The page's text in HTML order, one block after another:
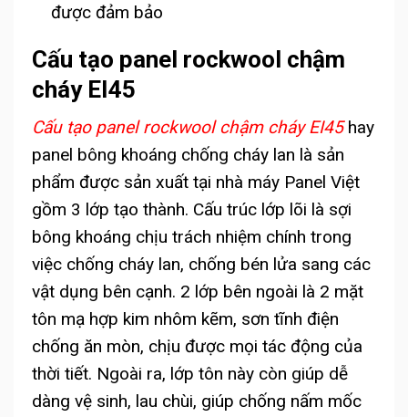
được đảm bảo
Cấu tạo panel rockwool chậm
cháy EI45
Cấu tạo panel rockwool chậm cháy EI45hay
panel bông khoáng chống cháy lan là sản
phẩm được sản xuất tại nhà máy Panel Việt
gồm 3 lớp tạo thành. Cấu trúc lớp lõi là sợi
bông khoáng chịu trách nhiệm chính trong
việc chống cháy lan, chống bén lửa sang các
vật dụng bên cạnh. 2 lớp bên ngoài là 2 mặt
tôn mạ hợp kim nhôm kẽm, sơn tĩnh điện
chống ăn mòn, chịu được mọi tác động của
thời tiết. Ngoài ra, lớp tôn này còn giúp dễ
dàng vệ sinh, lau chùi, giúp chống nấm mốc